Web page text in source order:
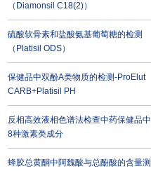
（Diamonsil C18(2)）
硫酸软骨素和盐酸氨基葡萄糖的检测
（Platisil ODS）
保健品中双酚A类物质的检测-ProElut
CARB+Platisil PH
反相高效液相色谱法检查中药保健品中
8种激素类成分
蜂胶总黄酮中阿魏酸与总酚酸的含量测